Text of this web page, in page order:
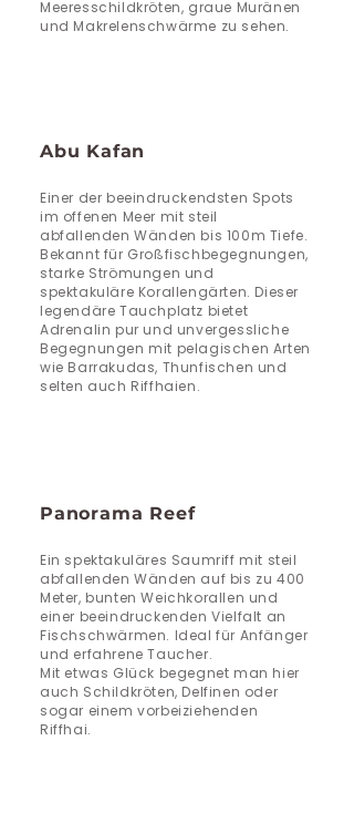
Meeresschildkröten, graue Muränen
und Makrelenschwärme zu sehen.
Abu Kafan
Einer der beeindruckendsten Spots
im offenen Meer mit steil
abfallenden Wänden bis 100m Tiefe.
Bekannt für Großfischbegegnungen,
starke Strömungen und
spektakuläre Korallengärten. ​Dieser
legendäre Tauchplatz bietet
Adrenalin pur und unvergessliche
Begegnungen mit pelagischen Arten
wie Barrakudas, Thunfischen und
selten auch Riffhaien.
Panorama Reef
Ein spektakuläres Saumriff mit steil
abfallenden Wänden auf bis zu 400
Meter, bunten Weichkorallen und
einer beeindruckenden Vielfalt an
Fischschwärmen. Ideal für Anfänger
und erfahrene Taucher.
​Mit etwas Glück begegnet man hier
auch Schildkröten, Delfinen oder
sogar einem vorbeiziehenden
Riffhai.